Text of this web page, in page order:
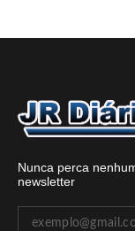
Nunca perca
newsletter